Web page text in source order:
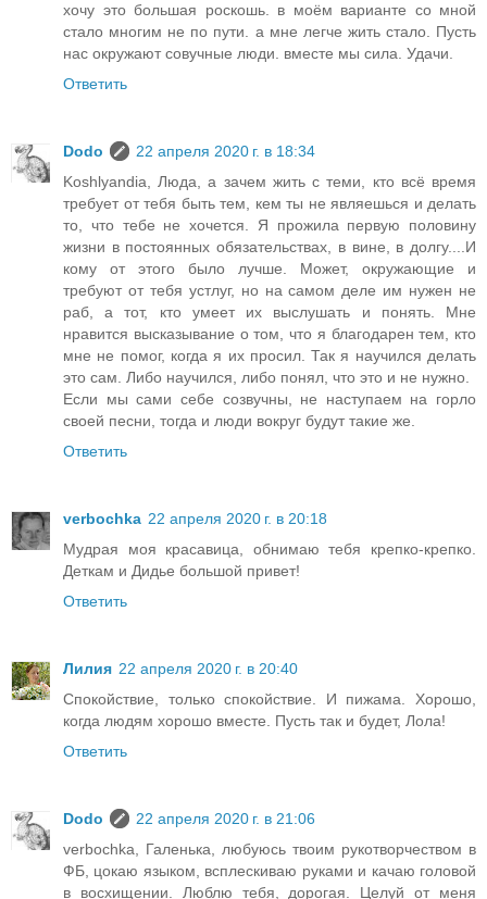
хочу это большая роскошь. в моём варианте со мной
стало многим не по пути. а мне легче жить стало. Пусть
нас окружают совучные люди. вместе мы сила. Удачи.
Ответить
Dodo
22 апреля 2020 г. в 18:34
Koshlyandia, Люда, а зачем жить с теми, кто всё время
требует от тебя быть тем, кем ты не являешься и делать
то, что тебе не хочется. Я прожила первую половину
жизни в постоянных обязательствах, в вине, в долгу....И
кому от этого было лучше. Может, окружающие и
требуют от тебя устлуг, но на самом деле им нужен не
раб, а тот, кто умеет их выслушать и понять. Мне
нравится высказывание о том, что я благодарен тем, кто
мне не помог, когда я их просил. Так я научился делать
это сам. Либо научился, либо понял, что это и не нужно.
Если мы сами себе созвучны, не наступаем на горло
своей песни, тогда и люди вокруг будут такие же.
Ответить
verbochka 22 апреля 2020 г. в 20:18
Мудрая моя красавица, обнимаю тебя крепко-крепко.
Деткам и Дидье большой привет!
Ответить
Лилия 22 апреля 2020 г. в 20:40
Спокойствие, только спокойствие. И пижама. Хорошо,
когда людям хорошо вместе. Пусть так и будет, Лола!
Ответить
Dodo
22 апреля 2020 г. в 21:06
verbochka, Галенька, любуюсь твоим рукотворчеством в
ФБ, цокаю языком, всплескиваю руками и качаю головой
в восхищении. Люблю тебя, дорогая. Целуй от меня